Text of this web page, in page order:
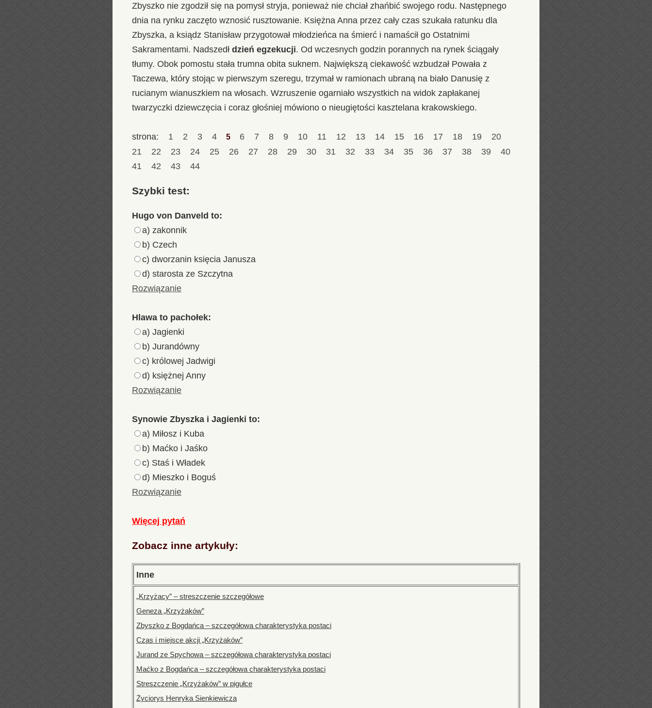
Zbyszko nie zgodził się na pomysł stryja, ponieważ nie chciał zhańbić swojego rodu. Następnego
dnia na rynku zaczęto wznosić rusztowanie. Księżna Anna przez cały czas szukała ratunku dla
Zbyszka, a ksiądz Stanisław przygotował młodzieńca na śmierć i namaścił go Ostatnimi
Sakramentami. Nadszedł dzień egzekucji. Od wczesnych godzin porannych na rynek ściągały
tłumy. Obok pomostu stała trumna obita suknem. Największą ciekawość wzbudzał Powała z
Taczewa, który stojąc w pierwszym szeregu, trzymał w ramionach ubraną na biało Danusię z
rucianym wianuszkiem na włosach. Wzruszenie ogarniało wszystkich na widok zapłakanej
twarzyczki dziewczęcia i coraz głośniej mówiono o nieugiętości kasztelana krakowskiego.
strona: 1 2 3 4 5 6 7 8 9 10 11 12 13 14 15 16 17 18 19
20
21
22 23 24 25 26 27 28 29 30 31 32 33 34 35 36 37 38 39
40
41
42 43 44
Szybki test:
Hugo von Danveld to:
a) zakonnik
b) Czech
c) dworzanin księcia Janusza
d) starosta ze Szczytna
Rozwiązanie
Hlawa to pachołek:
a) Jagienki
b) Jurandówny
c) królowej Jadwigi
d) księżnej Anny
Rozwiązanie
Synowie Zbyszka i Jagienki to:
a) Miłosz i Kuba
b) Maćko i Jaśko
c) Staś i Władek
d) Mieszko i Boguś
Rozwiązanie
Więcej pytań
Zobacz inne artykuły:
Inne
„Krzyżacy” – streszczenie szczegółowe
Geneza „Krzyżaków”
Zbyszko z Bogdańca – szczegółowa charakterystyka postaci
Czas i miejsce akcji „Krzyżaków”
Jurand ze Spychowa – szczegółowa charakterystyka postaci
Maćko z Bogdańca – szczegółowa charakterystyka postaci
Streszczenie „Krzyżaków” w pigułce
Życiorys Henryka Sienkiewicza